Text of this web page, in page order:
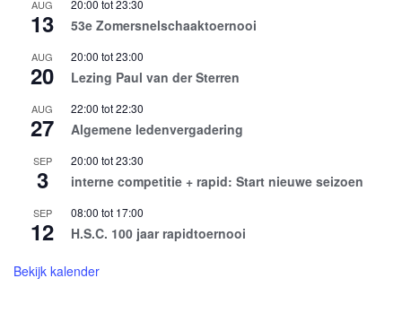
AUG
13
20:00 tot23:30
53e Zomersnelschaaktoernooi
AUG
20
20:00 tot23:00
Lezing Paul van der Sterren
AUG
27
22:00 tot22:30
Algemene ledenvergadering
SEP
3
20:00 tot23:30
interne competitie + rapid: Start nieuwe seizoen
SEP
12
08:00 tot 17:00
H.S.C. 100 jaar rapidtoernooi
Bekijk kalender